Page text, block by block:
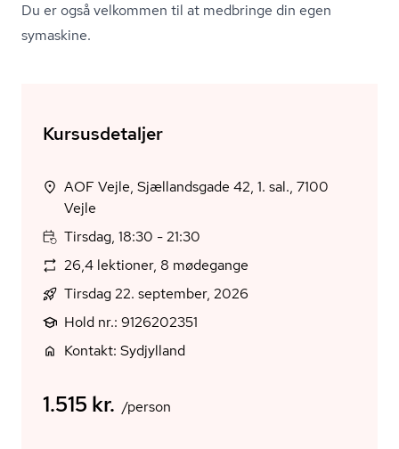
Du er også velkommen til at medbringe din egen
symaskine.
Kursusdetaljer
AOF Vejle, Sjællandsgade 42, 1. sal., 7100
Vejle
Tirsdag, 18:30 - 21:30
26,4 lektioner, 8 mødegange
Tirsdag 22. september, 2026
Hold nr.: 9126202351
Kontakt: Sydjylland
1.515 kr. /person